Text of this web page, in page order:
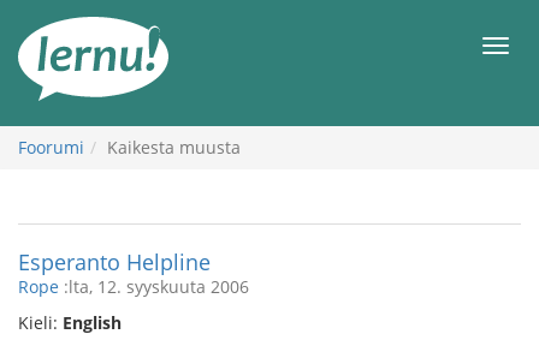
sisältöön
Foorumi Kaikesta muusta
Esperanto Helpline
Rope :lta, 12. syyskuuta 2006
Kieli: English